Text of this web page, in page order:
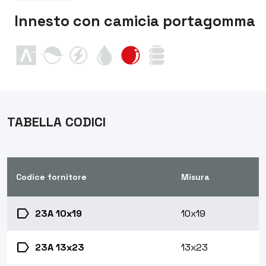
Innesto con camicia portagomma
TABELLA CODICI
Codice fornitore Misura
label 23A 10x19 10x19
label 23A 13x23 13x23